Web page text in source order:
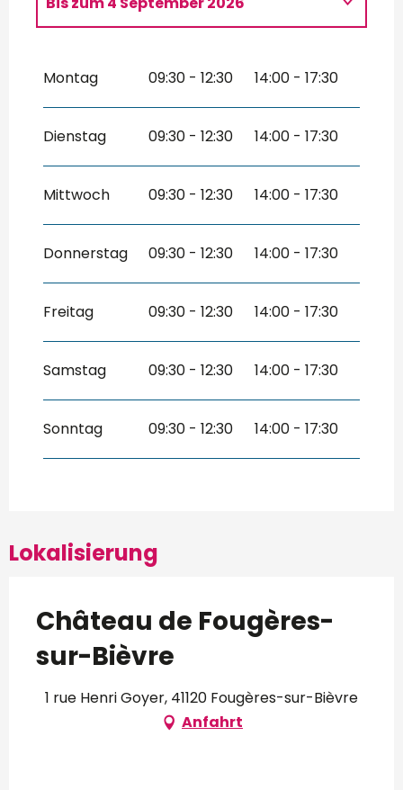
vom5 September 2026 bis zum 23
Donnerstag 24 Dezember 2026
Dezember 2026
Montag 09:30 - 12:30 14:00 - 17:30
Dienstag 09:30 - 12:30 14:00 - 17:30
Mittwoch 09:30 - 12:30 14:00 - 17:30
Donnerstag 09:30 - 12:30 14:00 - 17:30
Freitag 09:30 - 12:30 14:00 - 17:30
Samstag 09:30 - 12:30 14:00 - 17:30
Sonntag 09:30 - 12:30 14:00 - 17:30
Lokalisierung
Château de Fougères-
sur-Bièvre
1 rue Henri Goyer, 41120 Fougères-sur-Bièvre
Anfahrt